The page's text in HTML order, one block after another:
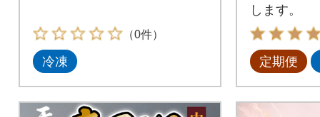
（0件）
冷凍
します。
定期便